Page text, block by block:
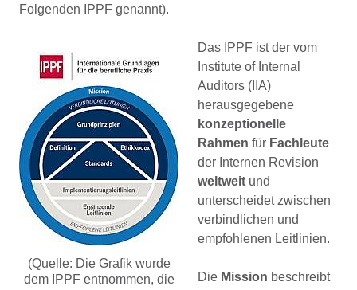
Folgenden IPPF genannt).
(Quelle: Die Grafik wurde
dem IPPF entnommen, die
Das IPPF ist der vom
Institute of Internal
Auditors (IIA)
herausgegebene
konzeptionelle
Rahmen für Fachleute
der Internen Revision
weltweit und
unterscheidet zwischen
verbindlichen und
empfohlenen Leitlinien.
Die Mission beschreibt